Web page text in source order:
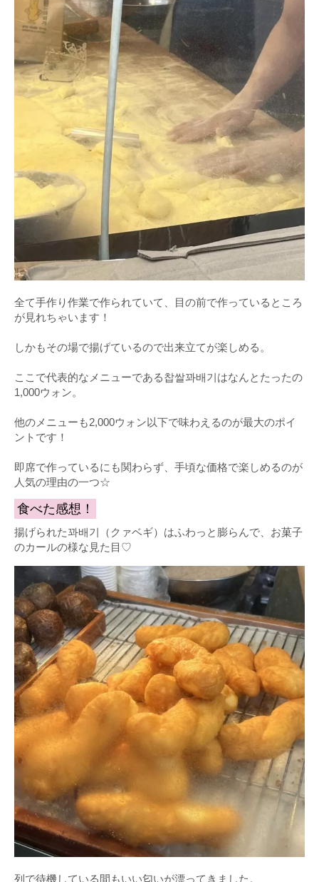
全て手作り作業で作られていて、目の前で作っているところ
が見れちゃいます！
しかもその場で揚げているので出来立てが楽しめる。
ここで代表的なメニューである찹쌀꽈배기はなんとたったの
1,000ウォン。
他のメニューも2,000ウォン以下で味わえるのが最大のポイ
ントです！
即席で作っているにも関わらず、手頃な価格で楽しめるのが
人気の理由の一つ☆
食べた感想！
揚げられた꽈배기（クァベギ）はふわっと膨らんで、お菓子
のカールの様な見た目♡
列で待機している間もいい匂いが漂ってきました。